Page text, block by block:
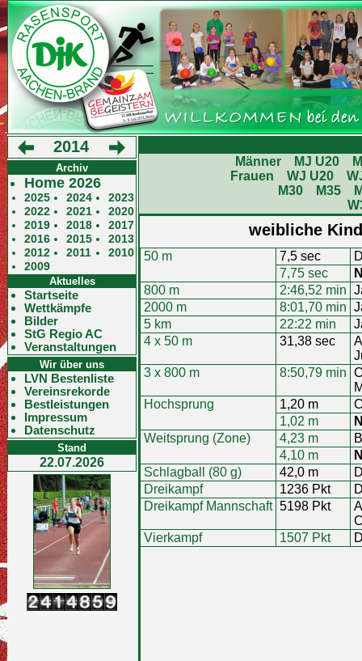
2014
Archiv
Home 2026
2025 2024
2023
2022
2021
2020
2019
2018
2017
2016
2015
2013
2012
2011
2010
2009
Aktuelles
Startseite
Wettkämpfe
Bilder
StG Regio AC
Veranstaltungen
Wir über uns
LVN Bestenliste
Vereinsrekorde
Bestleistungen
Impressum
Datenschutz
Stand
22.07.2026
Männer MJ U20
Frauen
WJ U20
M30
M35
weibliche
50 m 7,5 sec
7,75 sec
800 m
2:46,52 min
2000 m
8:01,70 min
5 km
22:22 min
4 x 50 m
31,38 sec
3 x 800 m
8:50,79 min
Hochsprung
1,20 m
1,02 m
Weitsprung (Zone)
4,23 m
4,10 m
Schlagball (80 g)
42,0 m
Dreikampf
1236 Pkt
Dreikampf Mannschaft 5198 Pkt
Vierkampf
1507 Pkt